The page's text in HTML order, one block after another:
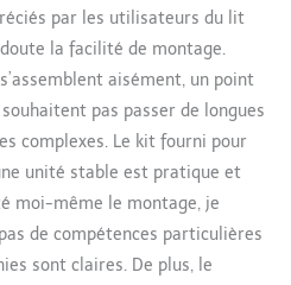
Conforme à la norme
européenne UNE EN 716-1 /
2:2018 (+AC:2019). UNE EN
2 / 2:2018.
par les utilisateurs du lit
la facilité de montage.
aisément, un point
pas passer de longues
complexes. Le kit fourni pour
unité stable est pratique et
moi-même le montage, je
de compétences particulières
sont claires. De plus, le